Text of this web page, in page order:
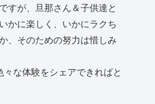
すが、旦那さん＆子供達と
かに楽しく、いかにラクち
、そのための努力は惜しみ
々な体験をシェアできればと